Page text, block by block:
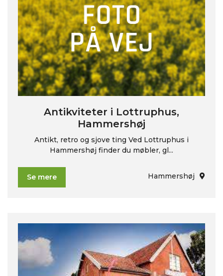
Antikviteter i Lottruphus,
Hammershøj
Antikt, retro og sjove ting Ved Lottruphus i
Hammershøj finder du møbler, gl...
Se mere Hammershøj